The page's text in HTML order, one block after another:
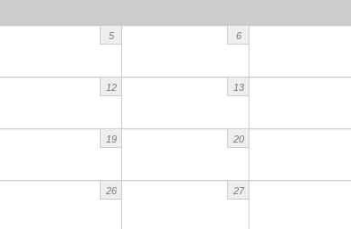
5 6
12 13
19 20
26 27